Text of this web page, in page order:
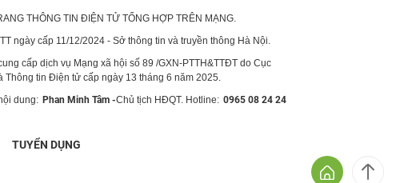
THÔNG TIN ĐIỆN TỬ TỔNG HỢP TRÊN MẠNG.
ngày cấp 11/12/2024 - Sở thông tin và truyền thông Hà Nội.
cấp dịch vụ Mạng xã hội số 89 /GXN-PTTH&TTĐT do Cục
Thông tin Điện tử cấp ngày 13 tháng 6 năm 2025.
dung: Phan Minh Tâm -Chủ tịch HĐQT. Hotline: 0965 08 24 24
TUYỂN DỤNG